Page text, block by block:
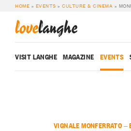
HOME » EVENTS »CULTURE & CINEMA »
lovelanghe
VISIT LANGHE MAGAZINE EVENTS
VIGNALE MONFERRATO —